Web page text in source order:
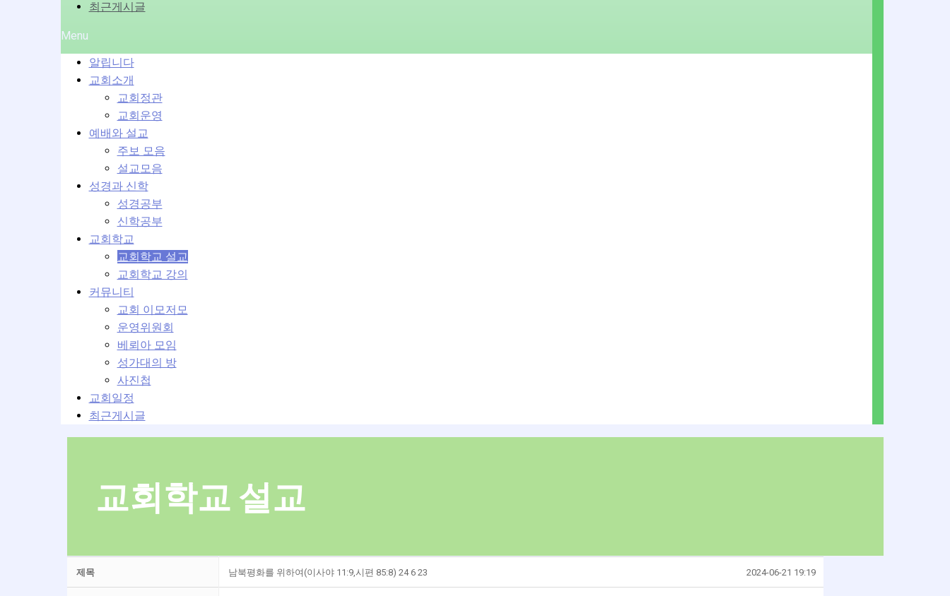
최근게시글
Menu
알립니다
교회소개
교회정관
교회운영
예배와 설교
주보 모음
설교모음
성경과 신학
성경공부
신학공부
교회학교
교회학교 설교
교회학교 강의
커뮤니티
교회 이모저모
운영위원회
베뢰아 모임
성가대의 방
사진첩
교회일정
최근게시글
교회학교 설교
제목 남북평화를 위하여(이사야 11:9,시편 85:8) 24 6 23 2024-06-21 19:19